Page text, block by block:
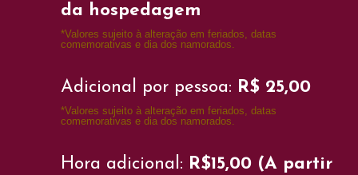
da hospedagem
*Valores sujeito à alteração em feriados, datas
comemorativas e dia dos namorados.
Adicional por pessoa: R$ 25,00
*Valores sujeito à alteração em feriados, datas
comemorativas e dia dos namorados.
Hora adicional: R$15,00 (A partir